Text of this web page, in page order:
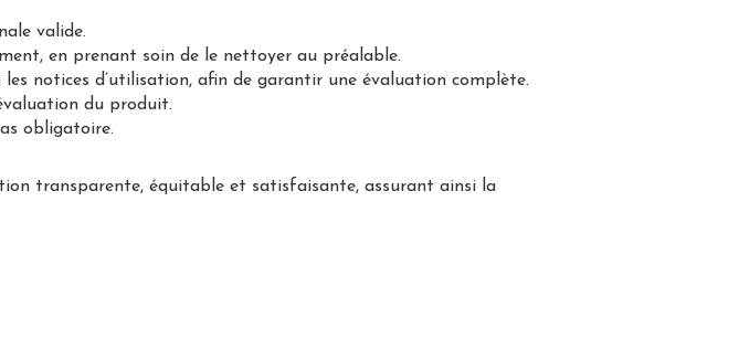
valide.
en prenant soin de le nettoyer au préalable.
notices d’utilisation, afin de garantir une évaluation complète.
du produit.
obligatoire.
transparente, équitable et satisfaisante, assurant ainsi la